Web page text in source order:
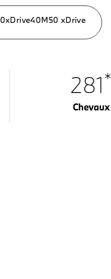
xDrive40M50 xDrive
281*
Chevaux